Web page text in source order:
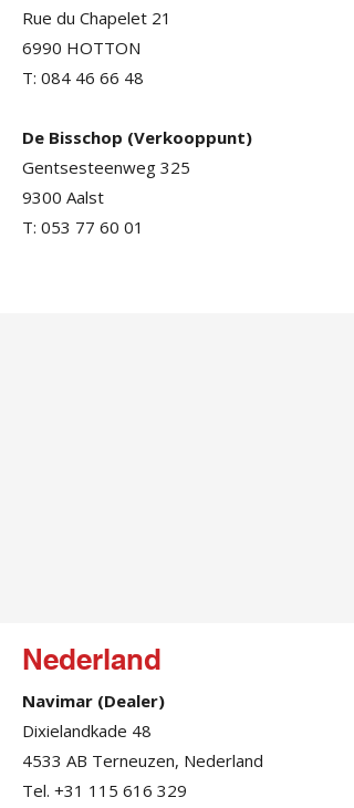
Rue du Chapelet 21
6990 HOTTON
T: 084 46 66 48
De Bisschop (Verkooppunt)
Gentsesteenweg 325
9300 Aalst
T: 053 77 60 01
Nederland
Navimar (Dealer)
Dixielandkade 48
4533 AB Terneuzen, Nederland
Tel. +31 115 616 329